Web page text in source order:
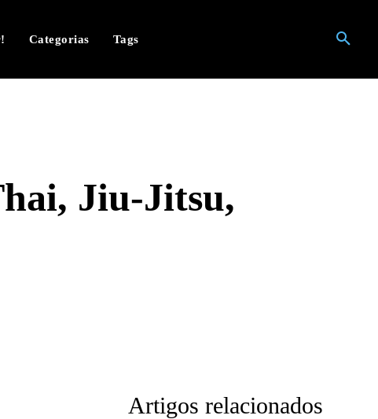
Categorias Tags
Jiu-Jitsu,
Artigos relacionados